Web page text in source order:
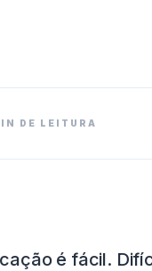
DE LEITURA
é fácil.